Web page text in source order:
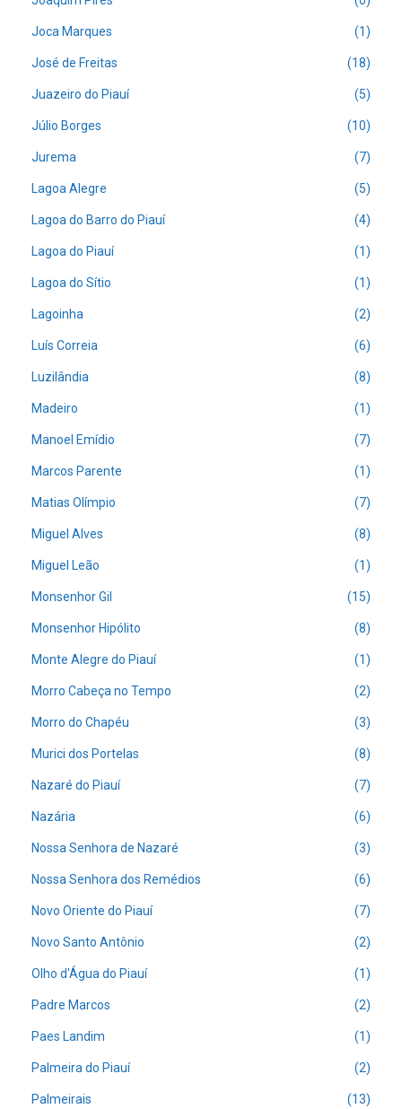
Joca Marques (1)
José de Freitas (18)
Juazeiro do Piauí (5)
Júlio Borges (10)
Jurema (7)
Lagoa Alegre (5)
Lagoa do Barro do Piauí (4)
Lagoa do Piauí (1)
Lagoa do Sítio (1)
Lagoinha (2)
Luís Correia (6)
Luzilândia (8)
Madeiro (1)
Manoel Emídio (7)
Marcos Parente (1)
Matias Olímpio (7)
Miguel Alves (8)
Miguel Leão (1)
Monsenhor Gil (15)
Monsenhor Hipólito (8)
Monte Alegre do Piauí (1)
Morro Cabeça no Tempo (2)
Morro do Chapéu (3)
Murici dos Portelas (8)
Nazaré do Piauí (7)
Nazária (6)
Nossa Senhora de Nazaré (3)
Nossa Senhora dos Remédios (6)
Novo Oriente do Piauí (7)
Novo Santo Antônio (2)
Olho d'Água do Piauí (1)
Padre Marcos (2)
Paes Landim (1)
Palmeira do Piauí (2)
Palmeirais (13)